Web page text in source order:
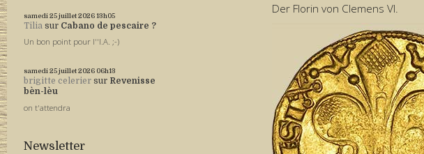
samedi 25 juillet 2026 13h05
Tilia sur Cabano de pescaire ?
Un bon point pour l''I.A. ;-)
samedi 25 juillet 2026 06h13
brigitte celerier sur Revenisse
bèn-lèu
on t'attendra
Newsletter
Der Florin von Clemens VI.